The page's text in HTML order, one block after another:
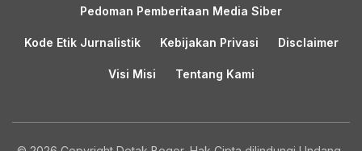
Pedoman Pemberitaan Media Siber
Kode Etik Jurnalistik Kebijakan Privasi Disclaimer
Visi Misi Tentang Kami